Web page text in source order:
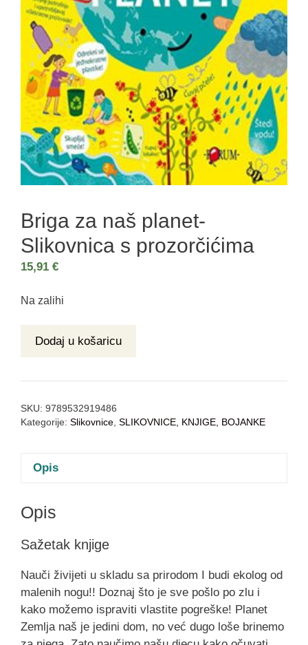
Briga za naš planet-
Slikovnica s prozorčićima
15,91 €
Na zalihi
Dodaj u košaricu
SKU: 9789532919486
Kategorije: Slikovnice SLIKOVNICE, KNJIGE, BOJANKE
Opis
Opis
Sažetak knjige
Nauči živijeti u skladu sa prirodom I budi ekolog od
malenih nogu!! Doznaj što je sve pošlo po zlu i
kako možemo ispraviti vlastite pogreške! Planet
Zemlja naš je jedini dom, no već dugo loše brinemo